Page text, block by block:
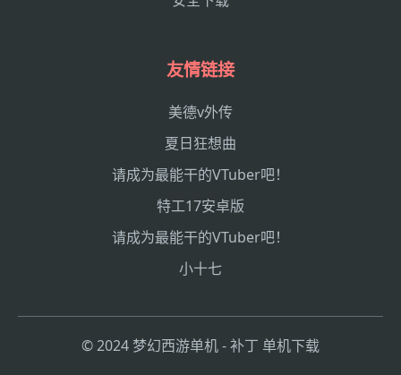
友情链接
美德v外传
夏日狂想曲
请成为最能干的VTuber吧！
特工17安卓版
请成为最能干的VTuber吧！
小十七
© 2024 梦幻西游单机 - 补丁 单机下载